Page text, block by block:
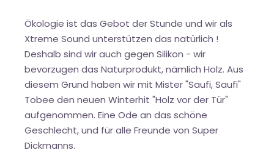
Ökologie ist das Gebot der Stunde und wir als
Xtreme Sound unterstützen das natürlich !
Deshalb sind wir auch gegen Silikon - wir
bevorzugen das Naturprodukt, nämlich Holz. Aus
diesem Grund haben wir mit Mister "Saufi, Saufi"
Tobee den neuen Winterhit "Holz vor der Tür"
aufgenommen. Eine Ode an das schöne
Geschlecht, und für alle Freunde von Super
Dickmanns.